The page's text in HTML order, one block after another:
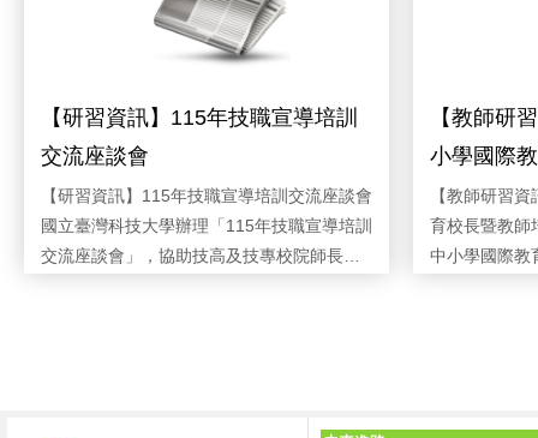
【研習資訊】115年技職宣導培訓
交流座談會
【研習資訊】115年技職宣導培訓交流座談會
國立臺灣科技大學辦理「115年技職宣導培訓
交流座談會」，協助技高及技專校院師長了
【教師研
小學國際
【教師研習
育校長暨教師
中小學國際教